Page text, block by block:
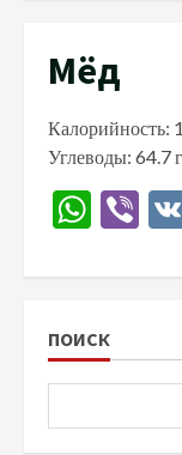
Мёд
Калорийность:
Углеводы: 64.7 г
ПОИСК